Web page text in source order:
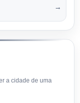
→
a cidade de uma